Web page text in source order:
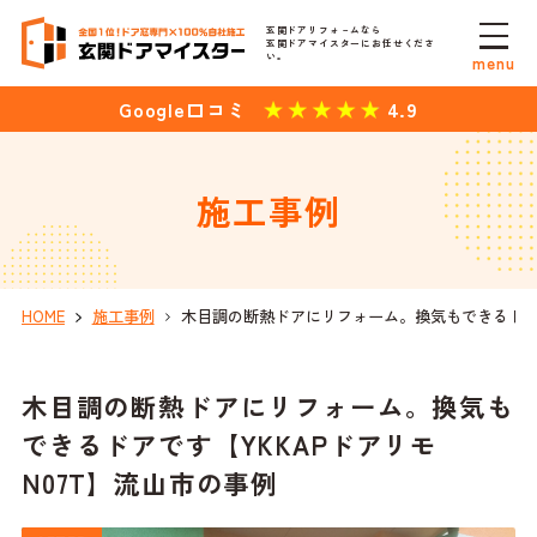
玄関ドアリフォ－ムなら
玄関ドアマイスターにお任せくださ
い。
Google口コミ 4.9
menu
施工事例
HOME 施工事例 木目調の断熱ドアにリフォーム。換気もできるド
木目調の断熱ドアにリフォーム。換気も
できるドアです【YKKAPドアリモ
N07T】流山市の事例